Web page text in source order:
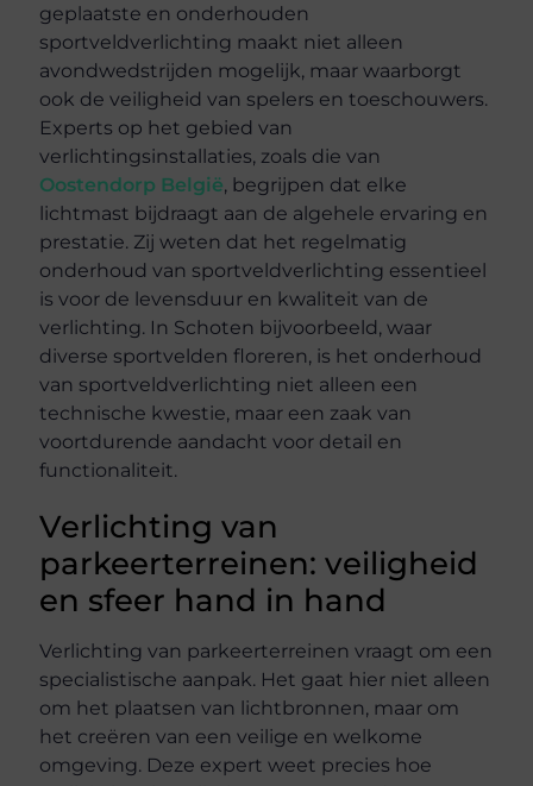
geplaatste en onderhouden
sportveldverlichting maakt niet alleen
avondwedstrijden mogelijk, maar waarborgt
ook de veiligheid van spelers en toeschouwers.
Experts op het gebied van
verlichtingsinstallaties, zoals die van
Oostendorp België, begrijpen dat elke
lichtmast bijdraagt aan de algehele ervaring en
prestatie. Zij weten dat het regelmatig
onderhoud van sportveldverlichting essentieel
is voor de levensduur en kwaliteit van de
verlichting. In Schoten bijvoorbeeld, waar
diverse sportvelden floreren, is het onderhoud
van sportveldverlichting niet alleen een
technische kwestie, maar een zaak van
voortdurende aandacht voor detail en
functionaliteit.
Verlichting van
parkeerterreinen: veiligheid
en sfeer hand in hand
Verlichting van parkeerterreinen vraagt om een
specialistische aanpak. Het gaat hier niet alleen
om het plaatsen van lichtbronnen, maar om
het creëren van een veilige en welkome
omgeving. Deze expert weet precies hoe